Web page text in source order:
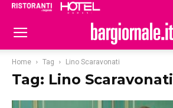
Home Tag Lino Scaravonati
Tag: Lino Scaravonati